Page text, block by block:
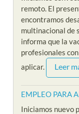
remoto. El
encontramos
multinacional de
informa que la
profesionales
aplicar.
Leer
EMPLEO PARA
Iniciamos nuevo